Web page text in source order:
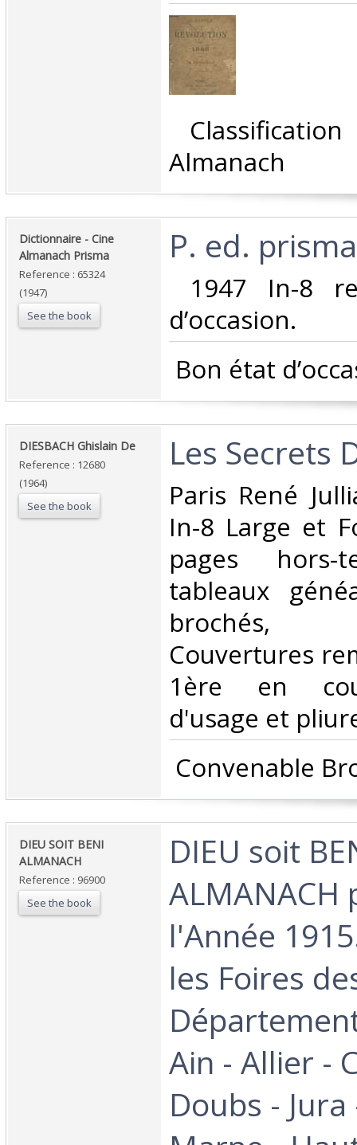
Almanach‎
‎Dictionnaire - Cine
Almanach Prisma‎
Reference : 65324
(1947)
See the book
‎P. ed.
1947 In-8
d’occasion.‎
Bon état
‎DIESBACH Ghislain De‎
Reference : 12680
(1964)
See the book
‎Les Secrets
‎Paris René
In-8 Large et
pages
tableaux
brochés,
Couvertures
1ère en
d'usage et
Convenable
‎DIEU SOIT BENI
ALMANACH‎
Reference : 96900
See the book
‎DIEU soit
ALMANACH
l'Année
les Foires
Ain - Allier -
Doubs -